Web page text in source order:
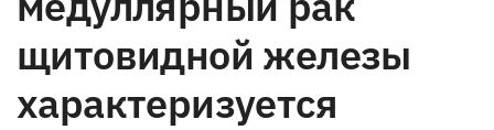
щитовидной железы
характеризуется